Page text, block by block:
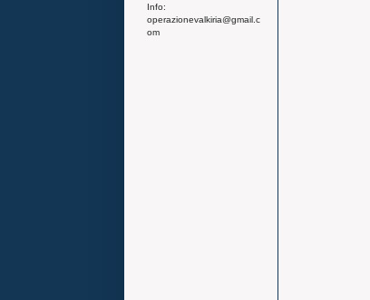
Info:
operazionevalkiria@gmail.c
om